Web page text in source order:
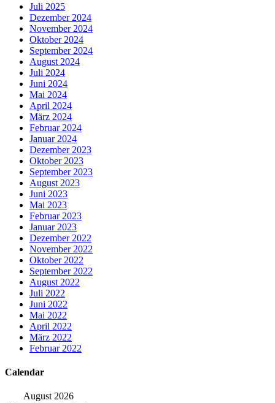
Juli 2025
Dezember 2024
November 2024
Oktober 2024
September 2024
August 2024
Juli 2024
Juni 2024
Mai 2024
April 2024
März 2024
Februar 2024
Januar 2024
Dezember 2023
Oktober 2023
September 2023
August 2023
Juni 2023
Mai 2023
Februar 2023
Januar 2023
Dezember 2022
November 2022
Oktober 2022
September 2022
August 2022
Juli 2022
Juni 2022
Mai 2022
April 2022
März 2022
Februar 2022
Calendar
August 2026